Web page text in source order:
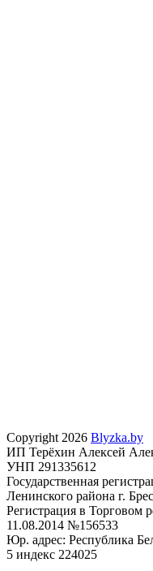
Copyright 2026 Blyzka.by
ИП Терёхин Алексей
УНП 291335612
Государственная
Ленинского района г.
Регистрация в Торговом
11.08.2014 №156533
Юр. адрес: Республика
5 индекс 224025